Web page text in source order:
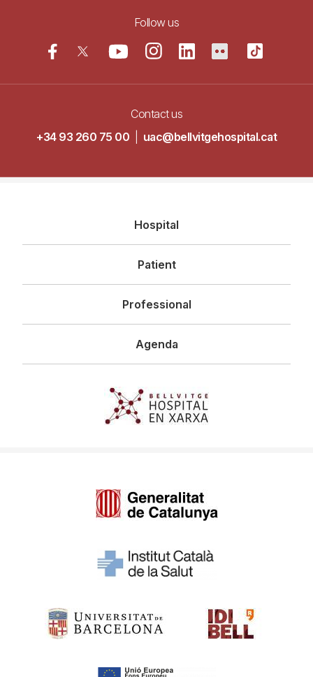
Follow us
Contact us
+34 93 260 75 00
uac@bellvitgehospital.cat
principal
Hospital
Patient
Professional
Agenda